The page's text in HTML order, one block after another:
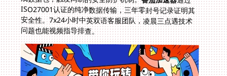
问题也能视频指导排查。